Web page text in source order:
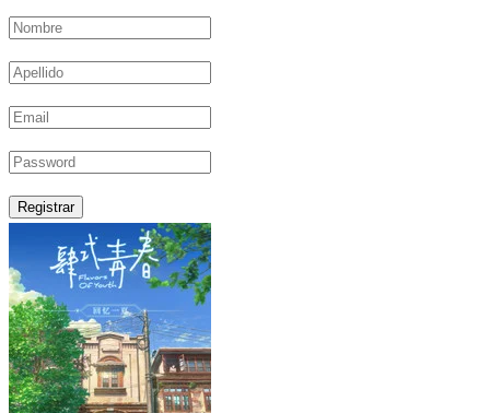
Registrar